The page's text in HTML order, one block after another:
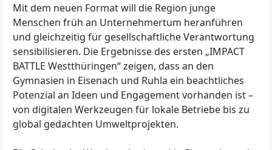
Mit dem neuen Format will die Region junge
Menschen früh an Unternehmertum heranführen
und gleichzeitig für gesellschaftliche Verantwortung
sensibilisieren. Die Ergebnisse des ersten „IMPACT
BATTLE Westthüringen“ zeigen, dass an den
Gymnasien in Eisenach und Ruhla ein beachtliches
Potenzial an Ideen und Engagement vorhanden ist –
von digitalen Werkzeugen für lokale Betriebe bis zu
global gedachten Umweltprojekten.